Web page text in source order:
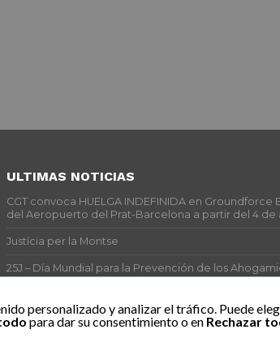
ULTIMAS NOTICIAS
CGT convoca HUELGA INDEFINIDA en Groundforce
del Aeropuerto del Prat-Barcelona a partir del 4 de
Justícia per la Montse
25J – Día Mundial para la Prevención de los
Actes centrals 90 aniversari revolució social 1936.
personalizado y analizar el tráfico. Puede
para dar su consentimiento o en Rechazar